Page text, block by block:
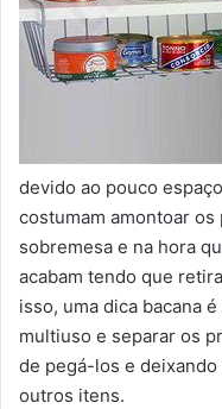
devido ao pouco
costumam amontoar os
sobremesa e na hora
acabam tendo que
isso, uma dica bacana
multiuso e separar os
de pegá-los e
outros itens.